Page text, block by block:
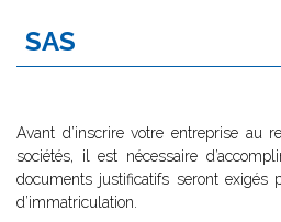
SAS
Avant d’inscrire votre entreprise au
sociétés, il est nécessaire
documents justificatifs seront exigés
d’immatriculation.